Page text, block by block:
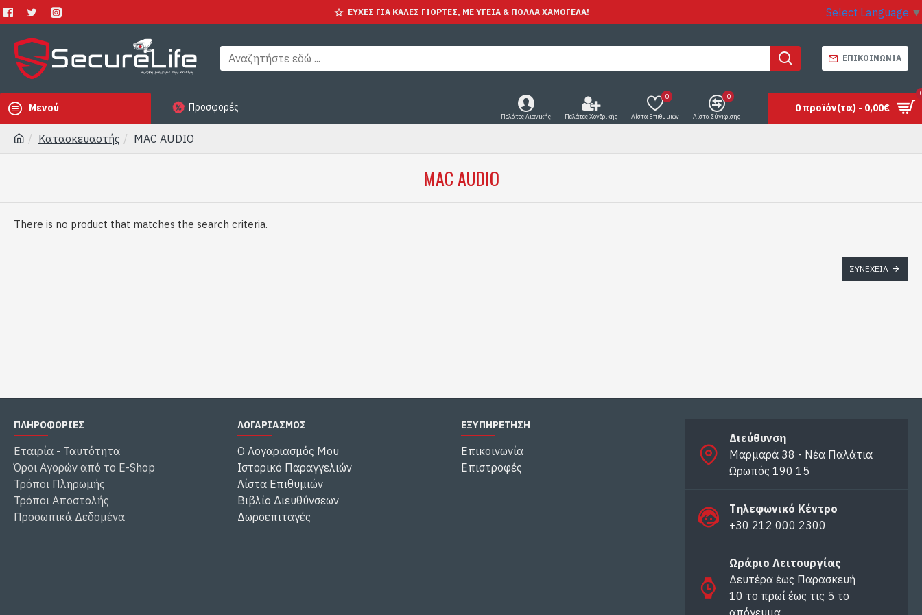
ΕΥΧΕΣ ΓΙΑ ΚΑΛΕΣ ΓΙΟΡΤΕΣ, ΜΕ ΥΓΕΊΑ & ΠΟΛΛΑ ΧΑΜΟΓΕΛΑ! Select Language ▼
ΕΠΙΚΟΙΝΩΝΊΑ
Μενού Προσφορές
Πελάτες Λιανικής Πελάτες Χονδρικής Λίστα Επιθυμιών
0
Λίστα Σύγκρισης
0
0 προϊόν(τα) - 0,00€
Κατασκευαστής MAC AUDIO
MAC AUDIO
There is no product that matches the search criteria.
ΣΥΝΈΧΕΙΑ
ΠΛΗΡΟΦΟΡΙΕΣ
Εταιρία - Ταυτότητα
Όροι Αγορών από το E-Shop
Τρόποι Πληρωμής
Τρόποι Αποστολής
Προσωπικά Δεδομένα
ΛΟΓΑΡΙΑΣΜΟΣ
Ο Λογαριασμός Μου
Ιστορικό Παραγγελιών
Λίστα Επιθυμιών
Βιβλίο Διευθύνσεων
Δωροεπιταγές
ΕΞΥΠΗΡΕΤΗΣΗ
Επικοινωνία
Επιστροφές
Διεύθυνση
Μαρμαρά 38 - Νέα Παλάτια
Ωρωπός 190 15
Τηλεφωνικό Κέντρο
+30 212 000 2300
Ωράριο Λειτουργίας
Δευτέρα έως Παρασκευή
10 το πρωί έως τις 5 το
απόγευμα